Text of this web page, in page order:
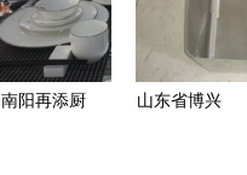
南阳再添厨
山东省博兴